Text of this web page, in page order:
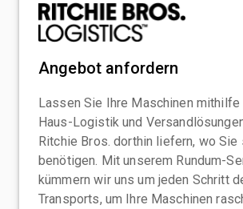
Angebot anfordern
Lassen Sie Ihre Maschinen
Haus-Logistik und
Ritchie Bros. dorthin liefern, wo Sie
benötigen. Mit unserem Rundum-
kümmern wir uns um jeden Schritt
Transports, um Ihre Maschinen